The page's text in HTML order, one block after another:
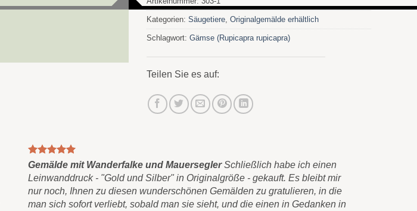
Kategorien:Säugetiere,Originalgemälde erhältlich
Schlagwort:Gämse (Rupicapra rupicapra)
Teilen Sie es auf:
Gemälde mit Wanderfalke und MauerseglerSchließlich habe ich einen
Leinwanddruck - "Gold und Silber" in Originalgröße - gekauft. Es bleibt mir
nur noch, Ihnen zu diesen wunderschönen Gemälden zu gratulieren, in die
man sich sofort verliebt, sobald man sie sieht, und die einen in Gedanken in